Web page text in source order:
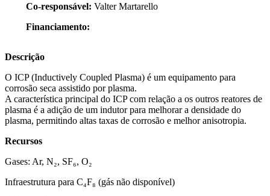
Co-responsável: Valter Martarello
Financiamento:
Descrição
O ICP (Inductively Coupled Plasma) é um equipamento para
corrosão seca assistido por plasma.
A característica principal do ICP com relação a os outros reatores de
plasma é a adição de um indutor para melhorar a densidade do
plasma, permitindo altas taxas de corrosão e melhor anisotropia.
Recursos
Gases: Ar, N₂, SF₆, O₂
Infraestrutura para C₄F₈ (gás não disponível)